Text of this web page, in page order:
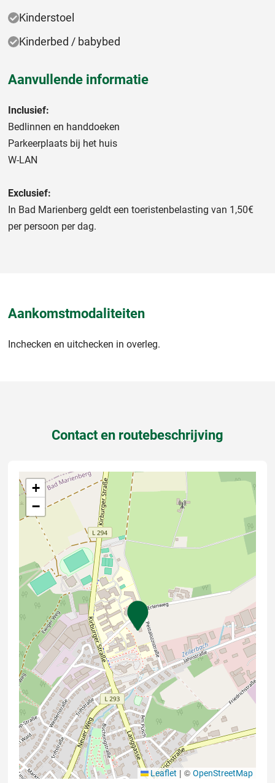
Kinderstoel
Kinderbed / babybed
Aanvullende informatie
Inclusief:
Bedlinnen en handdoeken
Parkeerplaats bij het huis
W-LAN
Exclusief:
In Bad Marienberg geldt een toeristenbelasting van 1,50€
per persoon per dag.
Aankomstmodaliteiten
Inchecken en uitchecken in overleg.
Contact en routebeschrijving
+
−
Leaflet | © OpenStreetMap